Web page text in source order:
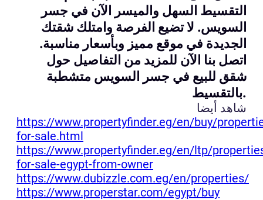
التقسيط السهل والميسر الآن في جسر
السويس. لا تضيع الفرصة وامتلك شقتك
الجديدة في موقع مميز وبأسعار مناسبة.
اتصل بنا الآن للمزيد من التفاصيل حول
شقق للبيع في جسر السويس متشطبة
بالتقسيط.
شاهد أيضا
https://www.propertyfinder.eg/en/buy/
for-sale.html
https://www.propertyfinder.eg/en/ltp/
for-sale-egypt-from-owner
https://www.dubizzle.com.eg/en/properties/
https://www.properstar.com/egypt/buy